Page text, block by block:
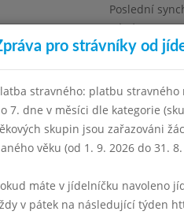
Poslední
Pátek
Omezení
škola Chodov, Praha 4,
Kontakty a informace
Listopad 2014 Prosinec
pro strávníky od
stravného: platbu stravného
7. dne v měsíci dle kategorie
skupin jsou zařazováni
věku (od 1. 9. 2026 do 31.
máte v jídelníčku navoleno
v pátek na následující týden